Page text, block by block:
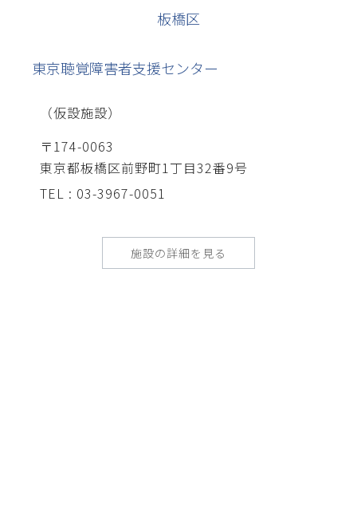
板橋区
東京聴覚障害者支援センター
（仮設施設）
〒174-0063
東京都板橋区前野町1丁目32番9号
TEL : 03-3967-0051
施設の詳細を見る